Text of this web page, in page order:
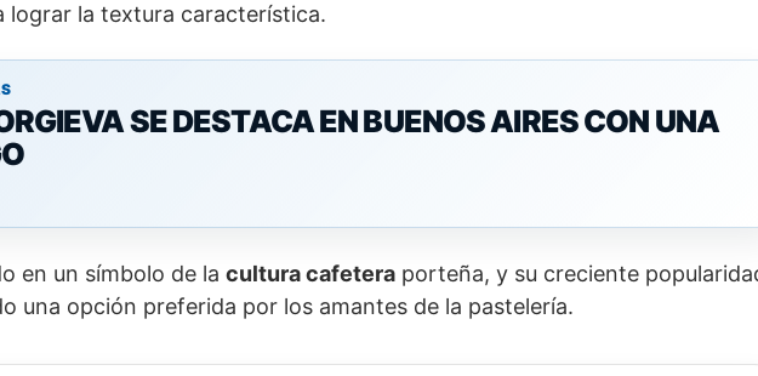
lograr la textura característica.
SE DESTACA EN BUENOS AIRES CON UNA
en un símbolo de la cultura cafetera porteña, y su creciente
una opción preferida por los amantes de la pastelería.